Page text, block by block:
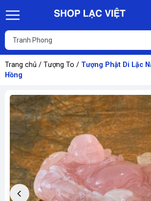
Trang chủ / Tượng To / Tượng Phật Di Lặc
Hồng